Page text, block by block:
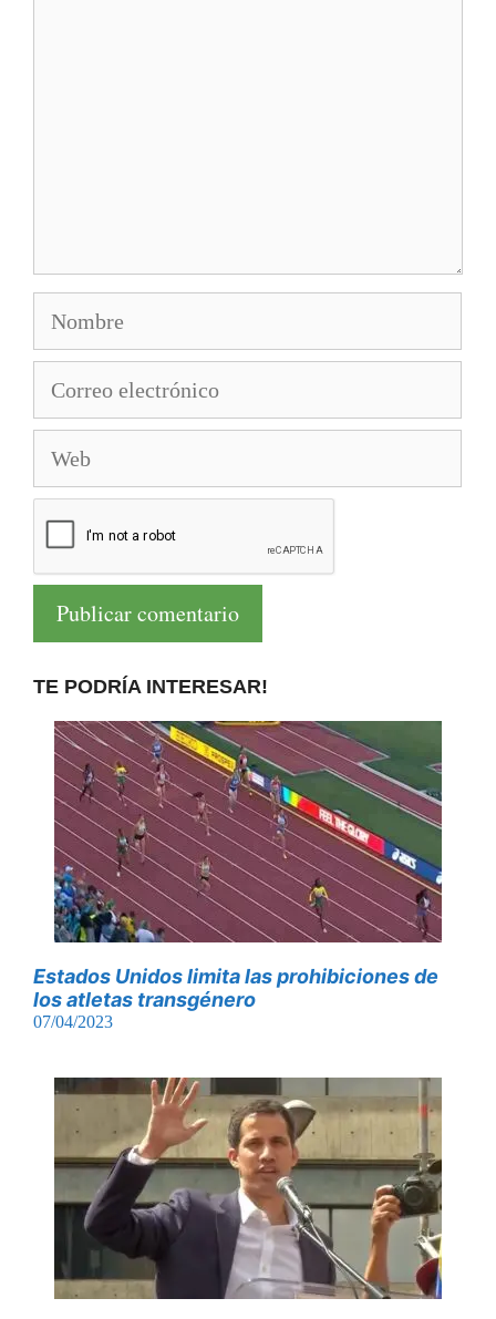
electrónico
TE PODRÍA INTERESAR!
Estados Unidos limita las prohibiciones de
los atletas transgénero
07/04/2023